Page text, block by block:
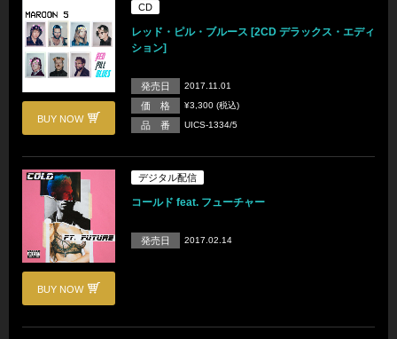
BUY NOW
CD
レッド・ピル・ブルース [2CD デラックス・エディ
ション]
発売日 2017.11.01
価 格 ¥3,300 (税込)
品 番 UICS-1334/5
BUY NOW
デジタル配信
コールド feat. フューチャー
発売日 2017.02.14